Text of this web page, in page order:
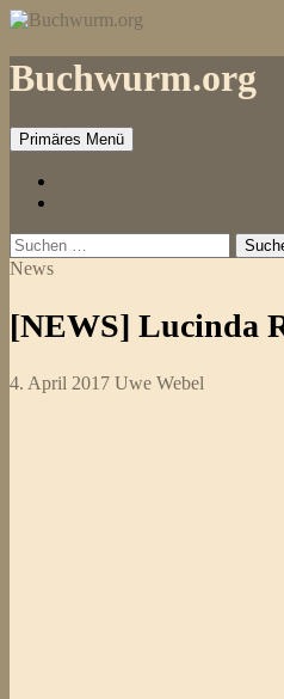
Zum
springen
Buchwurm.org
Primäres Menü
Suchen
nach:
News
[NEWS] Lucinda
4. April 2017 Uwe Webel